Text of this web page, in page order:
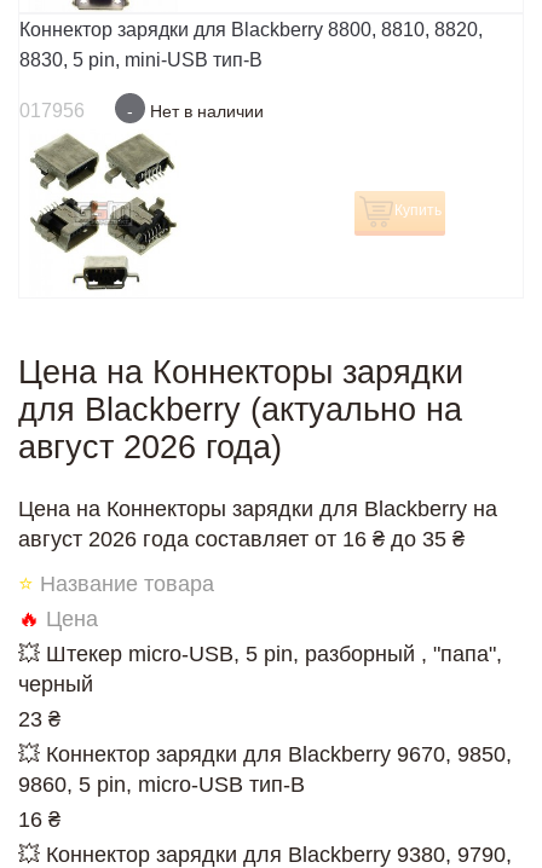
Коннектор зарядки для Blackberry 8800, 8810, 8820,
8830, 5 pin, mini-USB тип-B
017956 - Нет в наличии
Купить
Цена на Коннекторы зарядки
для Blackberry (актуально на
август 2026 года)
Цена на Коннекторы зарядки для Blackberry на
август 2026 года составляет от 16 ₴ до 35 ₴
⭐ Название товара
🔥 Цена
💥 Штекер micro-USB, 5 pin, разборный , "папа",
черный
23 ₴
💥 Коннектор зарядки для Blackberry 9670, 9850,
9860, 5 pin, micro-USB тип-B
16 ₴
💥 Коннектор зарядки для Blackberry 9380, 9790,